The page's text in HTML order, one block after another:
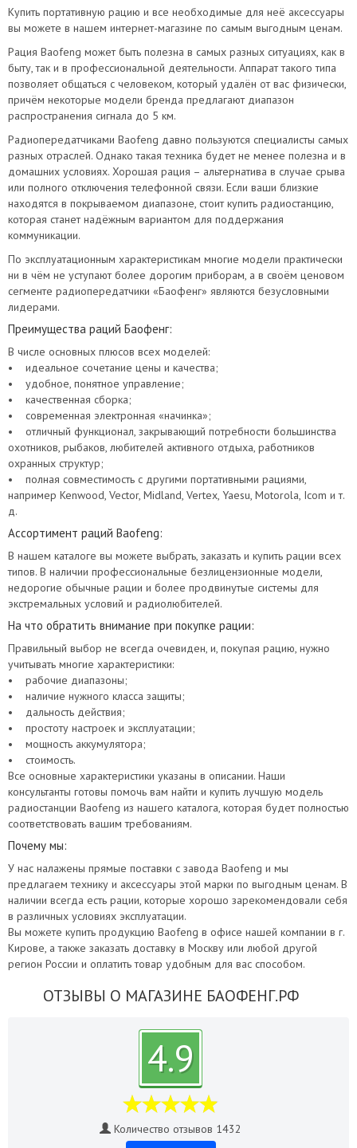
Купить портативную рацию и все необходимые для неё аксессуары
вы можете в нашем интернет-магазине по самым выгодным ценам.
Рация Baofeng может быть полезна в самых разных ситуациях, как в
быту, так и в профессиональной деятельности. Аппарат такого типа
позволяет общаться с человеком, который удалён от вас физически,
причём некоторые модели бренда предлагают диапазон
распространения сигнала до 5 км.
Радиопередатчиками Baofeng давно пользуются специалисты самых
разных отраслей. Однако такая техника будет не менее полезна и в
домашних условиях. Хорошая рация – альтернатива в случае срыва
или полного отключения телефонной связи. Если ваши близкие
находятся в покрываемом диапазоне, стоит купить радиостанцию,
которая станет надёжным вариантом для поддержания
коммуникации.
По эксплуатационным характеристикам многие модели практически
ни в чём не уступают более дорогим приборам, а в своём ценовом
сегменте радиопередатчики «Баофенг» являются безусловными
лидерами.
Преимущества раций Баофенг:
В числе основных плюсов всех моделей:
• идеальное сочетание цены и качества;
• удобное, понятное управление;
• качественная сборка;
• современная электронная «начинка»;
• отличный функционал, закрывающий потребности большинства
охотников, рыбаков, любителей активного отдыха, работников
охранных структур;
• полная совместимость с другими портативными рациями,
например Kenwood, Vector, Midland, Vertex, Yaesu, Motorola, Icom и т.
д.
Ассортимент раций Baofeng:
В нашем каталоге вы можете выбрать, заказать и купить рации всех
типов. В наличии профессиональные безлицензионные модели,
недорогие обычные рации и более продвинутые системы для
экстремальных условий и радиолюбителей.
На что обратить внимание при покупке рации:
Правильный выбор не всегда очевиден, и, покупая рацию, нужно
учитывать многие характеристики:
• рабочие диапазоны;
• наличие нужного класса защиты;
• дальность действия;
• простоту настроек и эксплуатации;
• мощность аккумулятора;
• стоимость.
Все основные характеристики указаны в описании. Наши
консультанты готовы помочь вам найти и купить лучшую модель
радиостанции Baofeng из нашего каталога, которая будет полностью
соответствовать вашим требованиям.
Почему мы:
У нас налажены прямые поставки с завода Baofeng и мы
предлагаем технику и аксессуары этой марки по выгодным ценам. В
наличии всегда есть рации, которые хорошо зарекомендовали себя
в различных условиях эксплуатации.
Вы можете купить продукцию Baofeng в офисе нашей компании в г.
Кирове, а также заказать доставку в Москву или любой другой
регион России и оплатить товар удобным для вас способом.
ОТЗЫВЫ О МАГАЗИНЕ БАОФЕНГ.РФ
4.9
Количество отзывов 1432